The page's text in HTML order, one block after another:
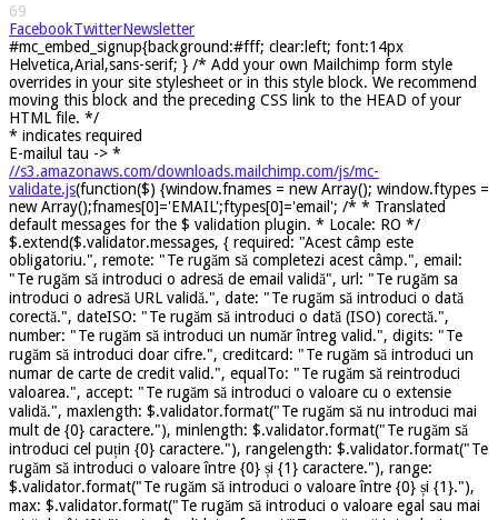
69
FacebookTwitterNewsletter
#mc_embed_signup{background:#fff; clear:left; font:14px
Helvetica,Arial,sans-serif; } /* Add your own Mailchimp form style
overrides in your site stylesheet or in this style block. We recommend
moving this block and the preceding CSS link to the HEAD of your
HTML file. */
* indicates required
E-mailul tau -> *
//s3.amazonaws.com/downloads.mailchimp.com/js/mc-
validate.js(function($) {window.fnames = new Array(); window.ftypes =
new Array();fnames[0]='EMAIL';ftypes[0]='email'; /* * Translated
default messages for the $ validation plugin. * Locale: RO */
$.extend($.validator.messages, { required: "Acest câmp este
obligatoriu.", remote: "Te rugăm să completezi acest câmp.", email:
"Te rugăm să introduci o adresă de email validă", url: "Te rugăm sa
introduci o adresă URL validă.", date: "Te rugăm să introduci o dată
corectă.", dateISO: "Te rugăm să introduci o dată (ISO) corectă.",
number: "Te rugăm să introduci un număr întreg valid.", digits: "Te
rugăm să introduci doar cifre.", creditcard: "Te rugăm să introduci un
numar de carte de credit valid.", equalTo: "Te rugăm să reintroduci
valoarea.", accept: "Te rugăm să introduci o valoare cu o extensie
validă.", maxlength: $.validator.format("Te rugăm să nu introduci mai
mult de {0} caractere."), minlength: $.validator.format("Te rugăm să
introduci cel puțin {0} caractere."), rangelength: $.validator.format("Te
rugăm să introduci o valoare între {0} și {1} caractere."), range:
$.validator.format("Te rugăm să introduci o valoare între {0} și {1}."),
max: $.validator.format("Te rugăm să introduci o valoare egal sau mai